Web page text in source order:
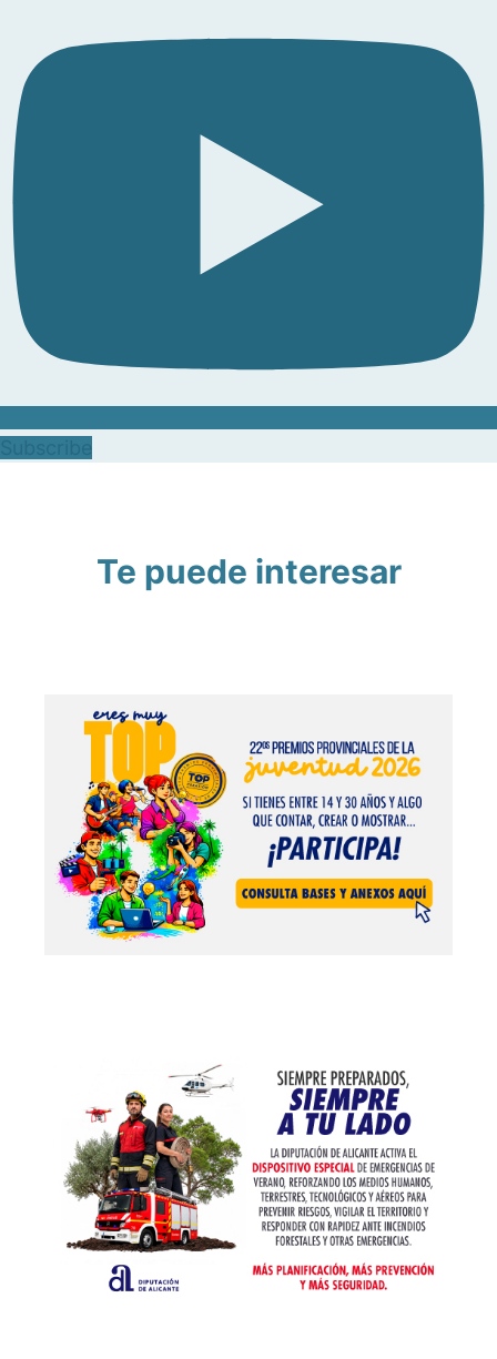
Te puede interesar